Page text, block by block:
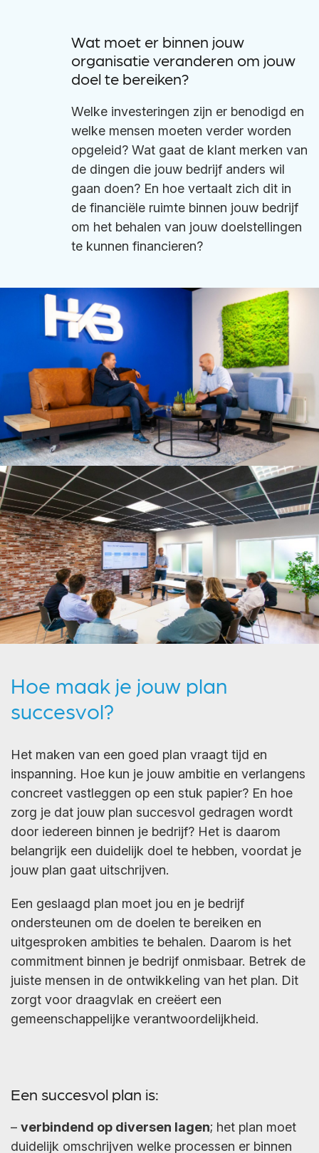
Wat moet er binnen jouw
organisatie veranderen om jouw
doel te bereiken?
Welke investeringen zijn er benodigd en
welke mensen moeten verder worden
opgeleid? Wat gaat de klant merken van
de dingen die jouw bedrijf anders wil
gaan doen? En hoe vertaalt zich dit in
de financiële ruimte binnen jouw bedrijf
om het behalen van jouw doelstellingen
te kunnen financieren?
Hoe maak je jouw plan
succesvol?
Het maken van een goed plan vraagt tijd en
inspanning. Hoe kun je jouw ambitie en verlangens
concreet vastleggen op een stuk papier? En hoe
zorg je dat jouw plan succesvol gedragen wordt
door iedereen binnen je bedrijf? Het is daarom
belangrijk een duidelijk doel te hebben, voordat je
jouw plan gaat uitschrijven.
Een geslaagd plan moet jou en je bedrijf
ondersteunen om de doelen te bereiken en
uitgesproken ambities te behalen. Daarom is het
commitment binnen je bedrijf onmisbaar. Betrek de
juiste mensen in de ontwikkeling van het plan. Dit
zorgt voor draagvlak en creëert een
gemeenschappelijke verantwoordelijkheid.
Een succesvol plan is:
– verbindend op diversen lagen; het plan moet
duidelijk omschrijven welke processen er binnen